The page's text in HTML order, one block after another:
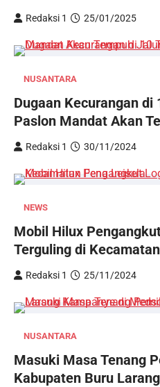
Redaksi 1 25/01/2025
NUSANTARA
Dugaan Kecurangan di
Paslon Mandat Akan
Redaksi 1 30/11/2024
NEWS
Mobil Hilux
Terguling di
Redaksi 1 25/11/2024
NUSANTARA
Masuki Masa Tenang
Kabupaten Buru